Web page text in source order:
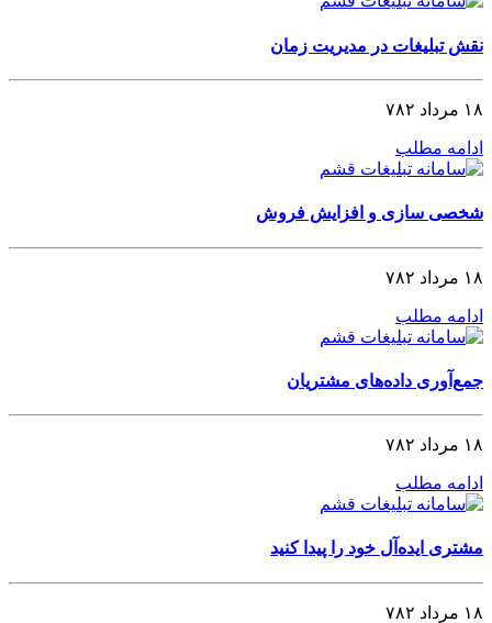
نقش تبلیغات در مدیریت زمان
۱۸ مرداد ۷۸۲
ادامه مطلب
شخصی‌ سازی و افزایش فروش
۱۸ مرداد ۷۸۲
ادامه مطلب
جمع‌آوری داده‌های مشتریان
۱۸ مرداد ۷۸۲
ادامه مطلب
مشتری ایده‌آل خود را پیدا کنید
۱۸ مرداد ۷۸۲